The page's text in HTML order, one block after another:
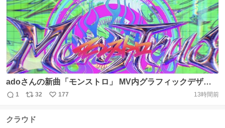
定デザインチケットをご用意しております！
https://t.co/BnwqikW2ii
ト
数
数
adoさんの新曲「モンストロ」 MV内グラフィックデザイ
ン、カーデザイナーのShogo Itoさんと MV内の車両デザイ
yonagra(@traftratra)さん！ ぜひご覧ください！💥
返
数
1
リ
ス
32
い
177 13時間前
クラウド